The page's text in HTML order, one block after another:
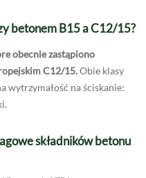
betonem B15 a C12/15?
obecnie zastąpiono
C12/15.Obie klasy
wytrzymałość na ściskanie:
składników betonu